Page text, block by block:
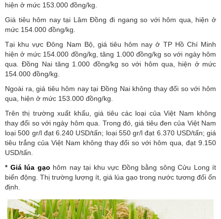
hiện ở mức 153.000 đồng/kg.
Giá tiêu hôm nay tại Lâm Đồng đi ngang so với hôm qua, hiện ở
mức 154.000 đồng/kg.
Tại khu vực Đông Nam Bộ, giá tiêu hôm nay ở TP Hồ Chí Minh
hiện ở mức 154.000 đồng/kg, tăng 1.000 đồng/kg so với ngày hôm
qua. Đồng Nai tăng 1.000 đồng/kg so với hôm qua, hiện ở mức
154.000 đồng/kg.
Ngoài ra, giá tiêu hôm nay tại Đồng Nai không thay đổi so với hôm
qua, hiện ở mức 153.000 đồng/kg.
Trên thị trường xuất khẩu, giá tiêu các loại của Việt Nam không
thay đổi so với ngày hôm qua. Trong đó, giá tiêu đen của Việt Nam
loại 500 gr/l đạt 6.240 USD/tấn; loại 550 gr/l đạt 6.370 USD/tấn; giá
tiêu trắng của Việt Nam không thay đổi so với hôm qua, đạt 9.150
USD/tấn.
* Giá lúa gạo hôm nay tại khu vực Đồng bằng sông Cửu Long ít
biến động. Thị trường lượng ít, giá lúa gạo trong nước tương đối ổn
định.